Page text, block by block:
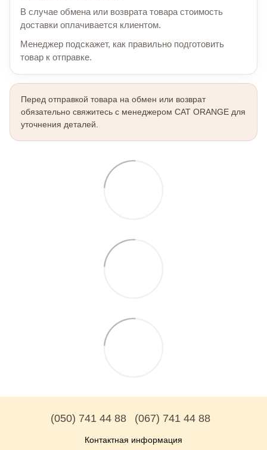
В случае обмена или возврата товара стоимость
доставки оплачивается клиентом.
Менеджер подскажет, как правильно подготовить
товар к отправке.
Перед отправкой товара на обмен или возврат
обязательно свяжитесь с менеджером CAT ORANGE для
уточнения деталей.
(050) 741 44 88 (067) 741 44 88
Контактная информация